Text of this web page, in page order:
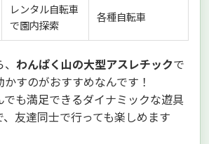
レンタル自転車
で園内探索
各種自転車
わんぱく山の大型アスレチックで
すのがおすすめなんです！
も満足できるダイナミックな遊具
友達同士で行っても楽しめます